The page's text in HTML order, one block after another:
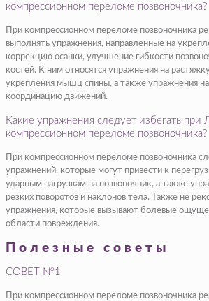
компрессионном переломе позвоночника?
При компрессионном переломе позвоночника
выполнять упражнения, направленные на
коррекцию осанки, улучшение гибкости
костей. К ним относятся упражнения на
укрепления мышц спины, а также упражнения на
координацию движений.
Какие упражнения следует избегать при
компрессионном переломе позвоночника?
При компрессионном переломе позвоночника
упражнений, которые могут привести к
ударным нагрузкам на позвоночник, а также
резких поворотов и наклонов тела. Также не
упражнения, которые вызывают болевые
области повреждения.
Полезные советы
СОВЕТ №1
При компрессионном переломе позвоночника